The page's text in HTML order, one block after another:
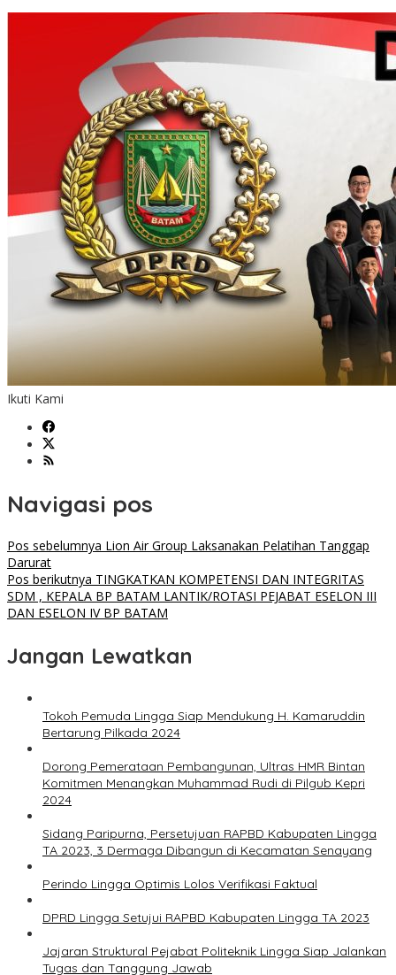
Ikuti Kami
Navigasi pos
Pos sebelumnya Lion Air Group Laksanakan Pelatihan Tanggap
Darurat
Pos berikutnya TINGKATKAN KOMPETENSI DAN INTEGRITAS
SDM , KEPALA BP BATAM LANTIK/ROTASI PEJABAT ESELON III
DAN ESELON IV BP BATAM
Jangan Lewatkan
Tokoh Pemuda Lingga Siap Mendukung H. Kamaruddin
Bertarung Pilkada 2024
Dorong Pemerataan Pembangunan, Ultras HMR Bintan
Komitmen Menangkan Muhammad Rudi di Pilgub Kepri
2024
Sidang Paripurna, Persetujuan RAPBD Kabupaten Lingga
TA 2023, 3 Dermaga Dibangun di Kecamatan Senayang
Perindo Lingga Optimis Lolos Verifikasi Faktual
DPRD Lingga Setujui RAPBD Kabupaten Lingga TA 2023
Jajaran Struktural Pejabat Politeknik Lingga Siap Jalankan
Tugas dan Tanggung Jawab